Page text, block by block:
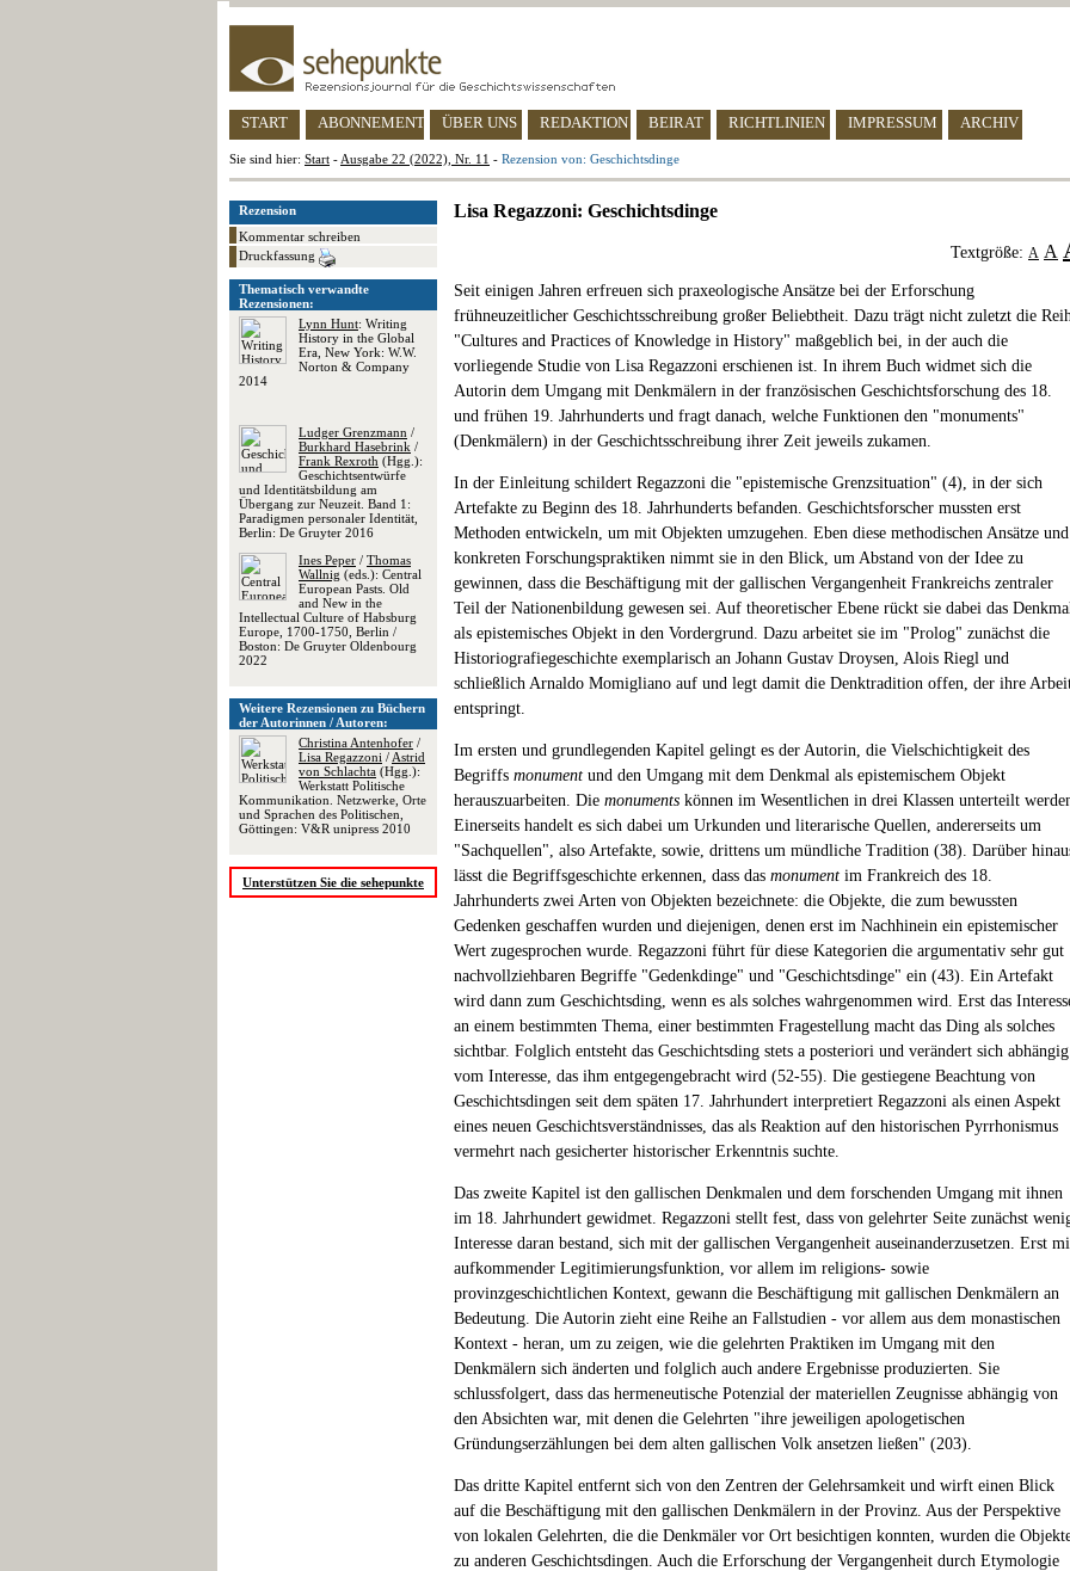
START ABONNEMENT ÜBER UNS REDAKTION BEIRAT RICHTLINIEN IMPRESSUM ARCHIV
Sie sind hier: Start - Ausgabe 22 (2022), Nr. 11 - Rezension von: Geschichtsdinge
Rezension
Kommentar schreiben
Druckfassung
Thematisch verwandte
Rezensionen:
Lynn Hunt: Writing
History in the Global
Era, New York: W.W.
Norton & Company
2014
Ludger Grenzmann /
Burkhard Hasebrink /
Frank Rexroth (Hgg.):
Geschichtsentwürfe
und Identitätsbildung am
Übergang zur Neuzeit. Band 1:
Paradigmen personaler Identität,
Berlin: De Gruyter 2016
Ines Peper / Thomas
Wallnig (eds.): Central
European Pasts. Old
and New in the
Intellectual Culture of Habsburg
Europe, 1700-1750, Berlin /
Boston: De Gruyter Oldenbourg
2022
Weitere Rezensionen zu Büchern
der Autorinnen / Autoren:
Christina Antenhofer /
Lisa Regazzoni / Astrid
von Schlachta (Hgg.):
Werkstatt Politische
Kommunikation. Netzwerke, Orte
und Sprachen des Politischen,
Göttingen: V&R unipress 2010
Unterstützen Sie die sehepunkte
Lisa Regazzoni: Geschichtsdinge
Textgröße: A A
Seit einigen Jahren erfreuen sich praxeologische Ansätze bei der Erforschung
frühneuzeitlicher Geschichtsschreibung großer Beliebtheit. Dazu trägt nicht zuletzt die
"Cultures and Practices of Knowledge in History" maßgeblich bei, in der auch die
vorliegende Studie von Lisa Regazzoni erschienen ist. In ihrem Buch widmet sich die
Autorin dem Umgang mit Denkmälern in der französischen Geschichtsforschung des 18.
und frühen 19. Jahrhunderts und fragt danach, welche Funktionen den "monuments"
(Denkmälern) in der Geschichtsschreibung ihrer Zeit jeweils zukamen.
In der Einleitung schildert Regazzoni die "epistemische Grenzsituation" (4), in der sich
Artefakte zu Beginn des 18. Jahrhunderts befanden. Geschichtsforscher mussten erst
Methoden entwickeln, um mit Objekten umzugehen. Eben diese methodischen Ansätze und
konkreten Forschungspraktiken nimmt sie in den Blick, um Abstand von der Idee zu
gewinnen, dass die Beschäftigung mit der gallischen Vergangenheit Frankreichs zentraler
Teil der Nationenbildung gewesen sei. Auf theoretischer Ebene rückt sie dabei das
als epistemisches Objekt in den Vordergrund. Dazu arbeitet sie im "Prolog" zunächst die
Historiografiegeschichte exemplarisch an Johann Gustav Droysen, Alois Riegl und
schließlich Arnaldo Momigliano auf und legt damit die Denktradition offen, der ihre
entspringt.
Im ersten und grundlegenden Kapitel gelingt es der Autorin, die Vielschichtigkeit des
Begriffs monument und den Umgang mit dem Denkmal als epistemischem Objekt
herauszuarbeiten. Die monuments können im Wesentlichen in drei Klassen unterteilt
Einerseits handelt es sich dabei um Urkunden und literarische Quellen, andererseits um
"Sachquellen", also Artefakte, sowie, drittens um mündliche Tradition (38). Darüber
lässt die Begriffsgeschichte erkennen, dass das monument im Frankreich des 18.
Jahrhunderts zwei Arten von Objekten bezeichnete: die Objekte, die zum bewussten
Gedenken geschaffen wurden und diejenigen, denen erst im Nachhinein ein epistemischer
Wert zugesprochen wurde. Regazzoni führt für diese Kategorien die argumentativ sehr gut
nachvollziehbaren Begriffe "Gedenkdinge" und "Geschichtsdinge" ein (43). Ein Artefakt
wird dann zum Geschichtsding, wenn es als solches wahrgenommen wird. Erst das
an einem bestimmten Thema, einer bestimmten Fragestellung macht das Ding als solches
sichtbar. Folglich entsteht das Geschichtsding stets a posteriori und verändert sich abhängig
vom Interesse, das ihm entgegengebracht wird (52-55). Die gestiegene Beachtung von
Geschichtsdingen seit dem späten 17. Jahrhundert interpretiert Regazzoni als einen Aspekt
eines neuen Geschichtsverständnisses, das als Reaktion auf den historischen Pyrrhonismus
vermehrt nach gesicherter historischer Erkenntnis suchte.
Das zweite Kapitel ist den gallischen Denkmalen und dem forschenden Umgang mit ihnen
im 18. Jahrhundert gewidmet. Regazzoni stellt fest, dass von gelehrter Seite zunächst
Interesse daran bestand, sich mit der gallischen Vergangenheit auseinanderzusetzen. Erst
aufkommender Legitimierungsfunktion, vor allem im religions- sowie
provinzgeschichtlichen Kontext, gewann die Beschäftigung mit gallischen Denkmälern an
Bedeutung. Die Autorin zieht eine Reihe an Fallstudien - vor allem aus dem monastischen
Kontext - heran, um zu zeigen, wie die gelehrten Praktiken im Umgang mit den
Denkmälern sich änderten und folglich auch andere Ergebnisse produzierten. Sie
schlussfolgert, dass das hermeneutische Potenzial der materiellen Zeugnisse abhängig von
den Absichten war, mit denen die Gelehrten "ihre jeweiligen apologetischen
Gründungserzählungen bei dem alten gallischen Volk ansetzen ließen" (203).
Das dritte Kapitel entfernt sich von den Zentren der Gelehrsamkeit und wirft einen Blick
auf die Beschäftigung mit den gallischen Denkmälern in der Provinz. Aus der Perspektive
von lokalen Gelehrten, die die Denkmäler vor Ort besichtigen konnten, wurden die
zu anderen Geschichtsdingen. Auch die Erforschung der Vergangenheit durch Etymologie